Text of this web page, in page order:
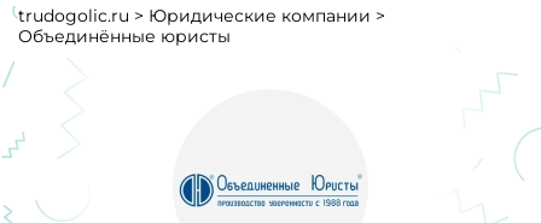
trudogolic.ru > Юридические компании >
Объединённые юристы